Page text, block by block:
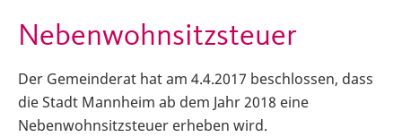
Nebenwohnsitzsteuer
Der Gemeinderat hat am 4.4.2017 beschlossen, dass
die Stadt Mannheim ab dem Jahr 2018 eine
Nebenwohnsitzsteuer erheben wird.